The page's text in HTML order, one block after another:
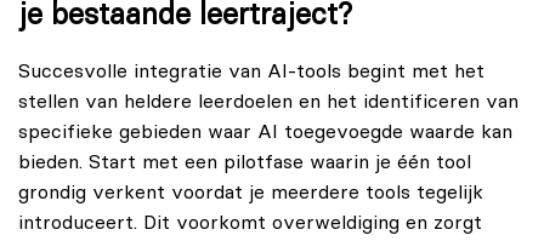
je bestaande leertraject?
Succesvolle integratie van AI-tools begint met het
stellen van heldere leerdoelen en het identificeren van
specifieke gebieden waar AI toegevoegde waarde kan
bieden. Start met een pilotfase waarin je één tool
grondig verkent voordat je meerdere tools tegelijk
introduceert. Dit voorkomt overweldiging en zorgt